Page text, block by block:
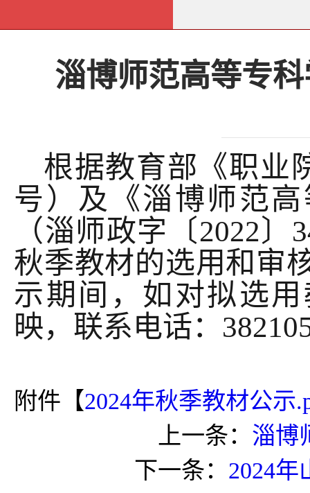
淄博师范高等专
根据教育部《职业
号）及《淄博师范
（淄师政字〔2022
秋季教材的选用和审
示期间，如对拟选
映，联系电话：
附件【2024年秋季教材公示
上一条： 淄博
下一条： 2024